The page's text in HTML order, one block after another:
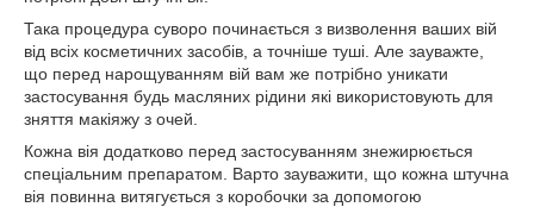
Така процедура суворо починається з визволення ваших вій
від всіх косметичних засобів, а точніше туші. Але зауважте,
що перед нарощуванням вій вам же потрібно уникати
застосування будь масляних рідини які використовують для
зняття макіяжу з очей.
Кожна вія додатково перед застосуванням знежирюється
спеціальним препаратом. Варто зауважити, що кожна штучна
вія повинна витягується з коробочки за допомогою